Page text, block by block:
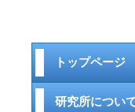
トップページ
研究所につい